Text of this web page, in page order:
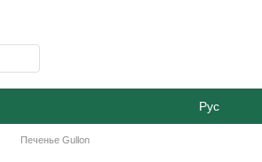
Рус
Печенье Gullon